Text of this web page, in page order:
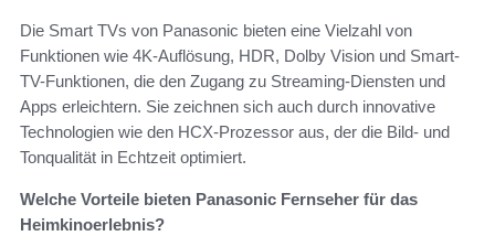
Die Smart TVs von Panasonic bieten eine Vielzahl von
Funktionen wie 4K-Auflösung, HDR, Dolby Vision und Smart-
TV-Funktionen, die den Zugang zu Streaming-Diensten und
Apps erleichtern. Sie zeichnen sich auch durch innovative
Technologien wie den HCX-Prozessor aus, der die Bild- und
Tonqualität in Echtzeit optimiert.
Welche Vorteile bieten Panasonic Fernseher für das
Heimkinoerlebnis?